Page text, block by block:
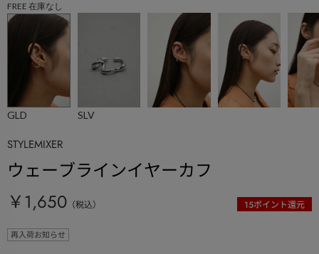
FREE 在庫なし
GLD SLV
STYLEMIXER
ウェーブラインイヤーカフ
￥1,650 （税込） 15ポイント還元
再入荷お知らせ